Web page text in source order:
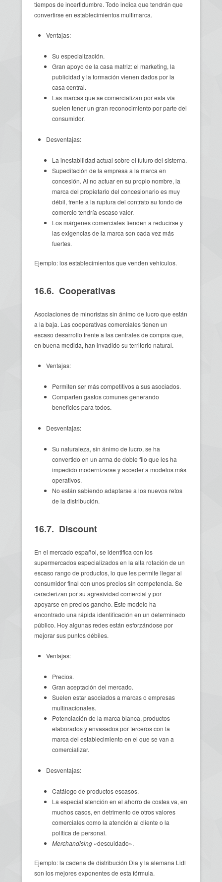
tiempos de incertidumbre. Todo indica que tendrán que
convertirse en establecimientos multimarca.
Ventajas:
Su especialización.
Gran apoyo de la casa matriz: el marketing, la
publicidad y la formación vienen dados por la
casa central.
Las marcas que se comercializan por esta vía
suelen tener un gran reconocimiento por parte del
consumidor.
Desventajas:
La inestabilidad actual sobre el futuro del sistema.
Supeditación de la empresa a la marca en
concesión. Al no actuar en su propio nombre, la
marca del propietario del concesionario es muy
débil, frente a la ruptura del contrato su fondo de
comercio tendría escaso valor.
Los márgenes comerciales tienden a reducirse y
las exigencias de la marca son cada vez más
fuertes.
Ejemplo: los establecimientos que venden vehículos.
16.6. Cooperativas
Asociaciones de minoristas sin ánimo de lucro que están
a la baja. Las cooperativas comerciales tienen un
escaso desarrollo frente a las centrales de compra que,
en buena medida, han invadido su territorio natural.
Ventajas:
Permiten ser más competitivos a sus asociados.
Comparten gastos comunes generando
beneficios para todos.
Desventajas:
Su naturaleza, sin ánimo de lucro, se ha
convertido en un arma de doble filo que les ha
impedido modernizarse y acceder a modelos más
operativos.
No están sabiendo adaptarse a los nuevos retos
de la distribución.
16.7. Discount
En el mercado español, se identifica con los
supermercados especializados en la alta rotación de un
escaso rango de productos, lo que les permite llegar al
consumidor final con unos precios sin competencia. Se
caracterizan por su agresividad comercial y por
apoyarse en precios gancho. Este modelo ha
encontrado una rápida identificación en un determinado
público. Hoy algunas redes están esforzándose por
mejorar sus puntos débiles.
Ventajas:
Precios.
Gran aceptación del mercado.
Suelen estar asociados a marcas o empresas
multinacionales.
Potenciación de la marca blanca, productos
elaborados y envasados por terceros con la
marca del establecimiento en el que se van a
comercializar.
Desventajas:
Catálogo de productos escasos.
La especial atención en el ahorro de costes va, en
muchos casos, en detrimento de otros valores
comerciales como la atención al cliente o la
política de personal.
Merchandising «descuidado».
Ejemplo: la cadena de distribución Dia y la alemana Lidl
son los mejores exponentes de esta fórmula.